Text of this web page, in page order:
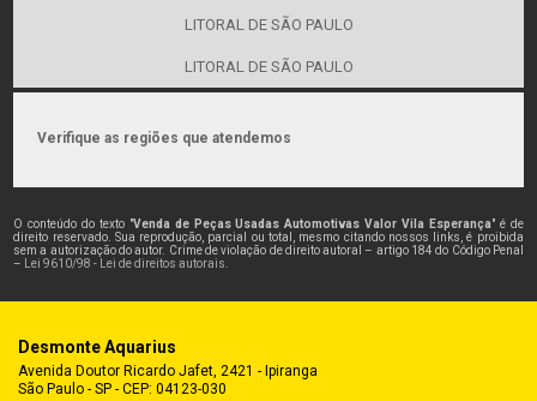
LITORAL DE SÃO PAULO
LITORAL DE SÃO PAULO
Verifique as regiões que atendemos
O conteúdo do texto "Venda de Peças Usadas Automotivas Valor Vila Esperança" é de
direito reservado. Sua reprodução, parcial ou total, mesmo citando nossos links, é proibida
sem a autorização do autor. Crime de violação de direito autoral – artigo 184 do Código Penal
–
Lei 9610/98 - Lei de direitos autorais
Desmonte Aquarius
Avenida Doutor Ricardo Jafet, 2421 - Ipiranga
São Paulo - SP - CEP: 04123-030